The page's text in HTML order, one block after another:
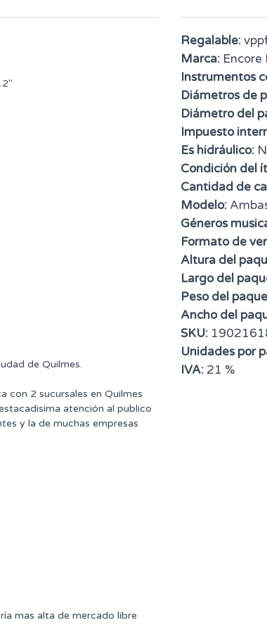
de Quilmes.
con 2 sucursales en Quilmes
atención al publico
y la de muchas empresas
mas alta de mercado libre
Regalable:
Marca: Encore
Instrumentos
Diámetros de
Diámetro del
Impuesto
Es hidráulico:
Condición del
Cantidad de
Modelo:
Géneros
Formato de
Altura del
Largo del
Peso del
Ancho del
SKU:
Unidades por
IVA: 21 %